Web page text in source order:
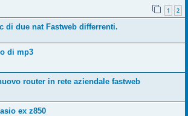
1 2
di due nat Fastweb differrenti.
di mp3
router in rete aziendale fastweb
ex z850